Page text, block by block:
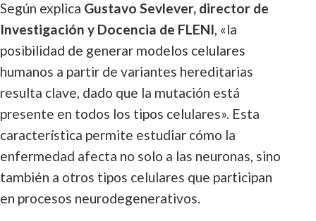
Según explica Gustavo Sevlever, director de
Investigación y Docencia de FLENI, «la
posibilidad de generar modelos celulares
humanos a partir de variantes hereditarias
resulta clave, dado que la mutación está
presente en todos los tipos celulares». Esta
característica permite estudiar cómo la
enfermedad afecta no solo a las neuronas, sino
también a otros tipos celulares que participan
en procesos neurodegenerativos.